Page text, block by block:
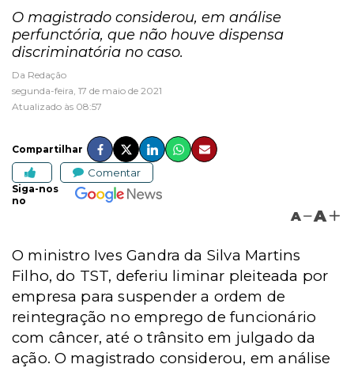
O magistrado considerou, em análise
perfunctória, que não houve dispensa
discriminatória no caso.
Da Redação
segunda-feira, 17 de maio de 2021
Atualizado às 08:57
Compartilhar
Comentar
Siga-nos
no
A A
O ministro Ives Gandra da Silva Martins
Filho, do TST, deferiu liminar pleiteada por
empresa para suspender a ordem de
reintegração no emprego de funcionário
com câncer, até o trânsito em julgado da
ação. O magistrado considerou, em análise